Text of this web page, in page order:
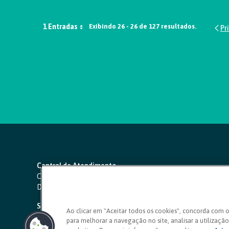
1 Entradas Exibindo 26 - 26 de 127 resultados.
Central de Atendimento
Capitais e regiões metropolitanas:
Demais localidades:
SAC 24 horas
Ouvidoria
Ao clicar em "Aceitar todos os cookies", concorda com
para melhorar a navegação no site, analisar a